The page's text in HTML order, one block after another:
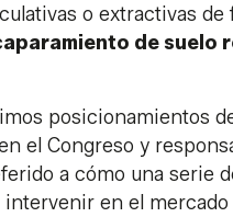
o extractivas de
de suelo
posicionamientos
el Congreso y
a cómo una serie
en el